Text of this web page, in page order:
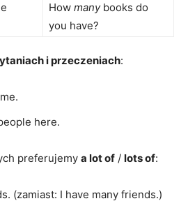
How manybooks do
you have?
i przeczeniach:
here.
preferujemy a lot of / lots of:
(zamiast: I have many friends.)